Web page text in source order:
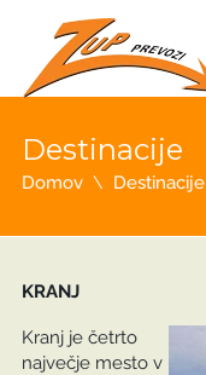
Destinacije
Domov Destinacije
KRANJ
Kranj je četrto
največje mesto v